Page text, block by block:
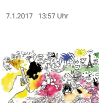
berlin
nord
wahrheit
7.1.2017 13:57 Uhr